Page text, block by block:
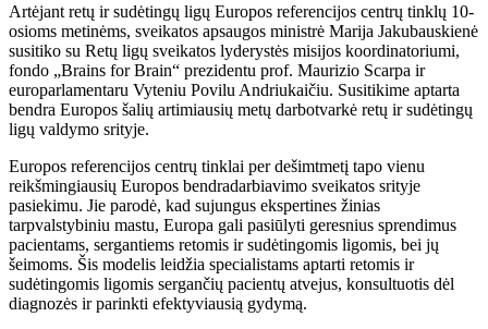
Artėjant retų ir sudėtingų ligų Europos referencijos centrų tinklų 10-
osioms metinėms, sveikatos apsaugos ministrė Marija Jakubauskienė
susitiko su Retų ligų sveikatos lyderystės misijos koordinatoriumi,
fondo „Brains for Brain“ prezidentu prof. Maurizio Scarpa ir
europarlamentaru Vyteniu Povilu Andriukaičiu. Susitikime aptarta
bendra Europos šalių artimiausių metų darbotvarkė retų ir sudėtingų
ligų valdymo srityje.
Europos referencijos centrų tinklai per dešimtmetį tapo vienu
reikšmingiausių Europos bendradarbiavimo sveikatos srityje
pasiekimu. Jie parodė, kad sujungus ekspertines žinias
tarpvalstybiniu mastu, Europa gali pasiūlyti geresnius sprendimus
pacientams, sergantiems retomis ir sudėtingomis ligomis, bei jų
šeimoms. Šis modelis leidžia specialistams aptarti retomis ir
sudėtingomis ligomis sergančių pacientų atvejus, konsultuotis dėl
diagnozės ir parinkti efektyviausią gydymą.